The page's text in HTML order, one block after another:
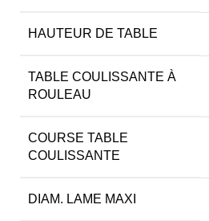
HAUTEUR DE TABLE
TABLE COULISSANTE À
ROULEAU
COURSE TABLE
COULISSANTE
DIAM. LAME MAXI